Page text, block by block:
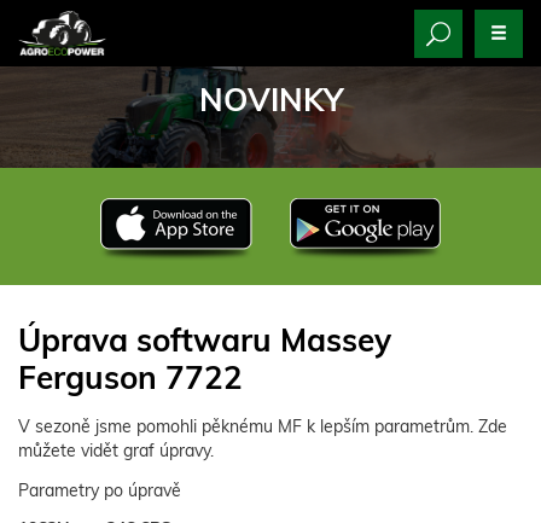
NOVINKY
Úprava softwaru Massey
Ferguson 7722
V sezoně jsme pomohli pěknému MF k lepším parametrům. Zde
můžete vidět graf úpravy.
Parametry po úpravě